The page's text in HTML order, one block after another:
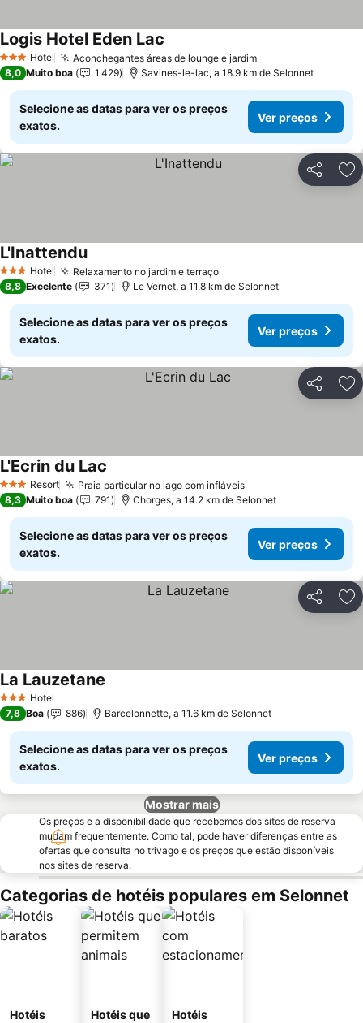
3 EstrelasHotel Aconchegantes áreas de lounge e jardimVer preços
Logis Hotel Eden Lac
8,0 Muito boa 1.429 Savines-le-lac, a 18.9 km de Selonnet
Selecione as datas para ver os preços
exatos.
Ver preços
Partilhar
3 EstrelasHotel Relaxamento no jardim e terraçoVer preços
L'InattenduVer preços
8,8 Excelente 371 Le Vernet, a 11.8 km de Selonnet
Selecione as datas para ver os preços
exatos.
Ver preços
Partilhar
3 EstrelasResort Praia particular no lago com infláveisVer preços
L'Ecrin du Lac
8,3 Muito boa 791 Chorges, a 14.2 km de Selonnet
Selecione as datas para ver os preços
exatos.
Ver preços
Partilhar
3 EstrelasHotel
La Lauzetane
7,8 Boa 886 Barcelonnette, a 11.6 km de Selonnet
Selecione as datas para ver os preços
exatos.
Ver preços
Mostrar mais
Os preços e a disponibilidade que recebemos dos sites de reserva
mudam frequentemente. Como tal, pode haver diferenças entre as
ofertas que consulta no trivago e os preços que estão disponíveis
nos sites de reserva.
Categorias de hotéis populares em Selonnet
Hotéis
Hotéis que
Hotéis